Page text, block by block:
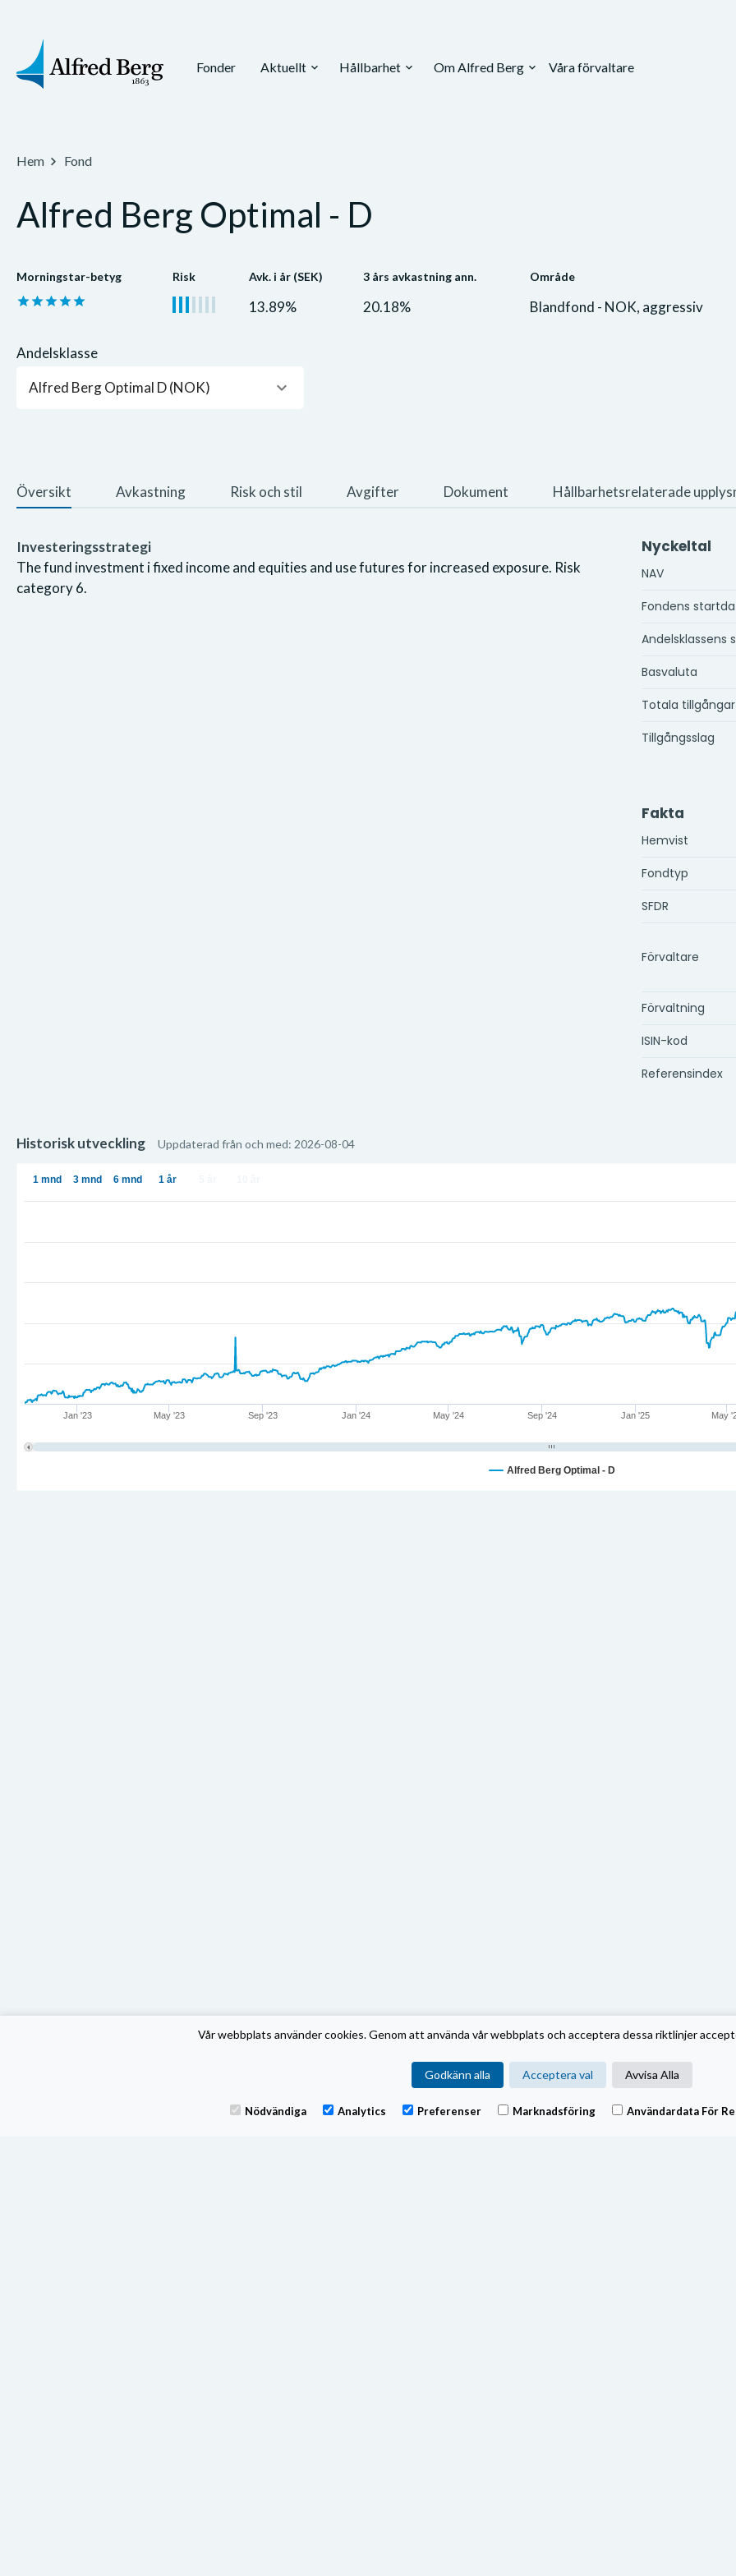
Fonder Aktuellt expand_more Hållbarhet expand_more Om Alfred Berg expand_more Våra förvaltare
Hem Fond
Alfred Berg Optimal - D
Morningstar-betyg Risk Avk. i år (SEK) 3 års avkastning ann. Område
13.89% 20.18% Blandfond - NOK, aggressiv
Andelsklasse
Alfred Berg Optimal D (NOK)
keyboard_arrow_down
Översikt Avkastning Risk och stil Avgifter Dokument Hållbarhetsrelaterade
Investeringsstrategi
The fund investment i fixed income and equities and use futures for increased exposure. Risk
category 6.
Nyckeltal
NAV
Fondens
Andelsklassens
Basvaluta
Totala
Tillgångsslag
Fakta
Hemvist
Fondtyp
SFDR
Förvaltare
Förvaltning
ISIN-kod
Referensindex
Historisk utveckling Uppdaterad från och med: 2026-08-04
Jan '23 May '23 Sep '23 Jan '24 May '24 Sep '24 Jan '25 May
1 mnd 3 mnd 6 mnd 1 år
Alfred Berg Optimal - D
Vår webbplats använder cookies. Genom att använda vår webbplats och acceptera dessa riktlinjer
Godkänn alla Acceptera val Avvisa Alla
Nödvändiga Analytics Preferenser Marknadsföring Användardata För